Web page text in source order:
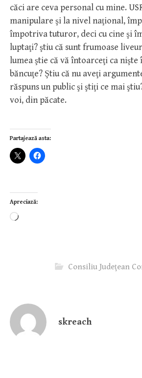
căci are ceva personal cu mine.
manipulare şi la nivel naţional,
împotriva tuturor, deci cu cine şi
luptaţi? ştiu că sunt frumoase
lumea ştie că vă întoarceţi ca nişte
băncuţe? Ştiu că nu aveţi
răspuns un public şi ştiţi ce mai
voi, din păcate.
Partajează asta:
Apreciază:
Încarc...
Consiliu Judeţean
skreach